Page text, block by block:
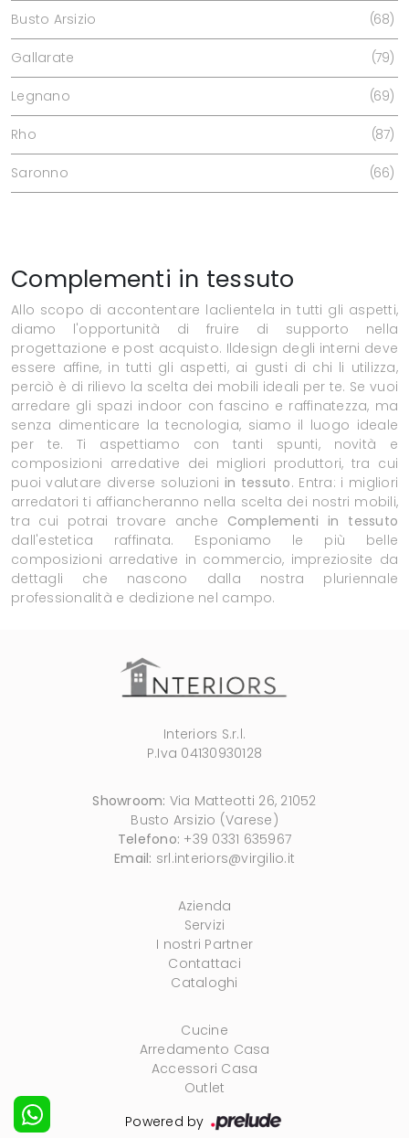
Busto Arsizio 68
Gallarate 79
Legnano 69
Rho 87
Saronno 66
Complementi in tessuto
Allo scopo di accontentare laclientela in tutti gli aspetti,
diamo l'opportunità di fruire di supporto nella
progettazione e post acquisto. Ildesign degli interni deve
essere affine, in tutti gli aspetti, ai gusti di chi li utilizza,
perciò è di rilievo la scelta dei mobili ideali per te. Se vuoi
arredare gli spazi indoor con fascino e raffinatezza, ma
senza dimenticare la tecnologia, siamo il luogo ideale
per te. Ti aspettiamo con tanti spunti, novità e
composizioni arredative dei migliori produttori, tra cui
puoi valutare diverse soluzioni in tessuto. Entra: i migliori
arredatori ti affiancheranno nella scelta dei nostri mobili,
tra cui potrai trovare anche Complementi in tessuto
dall'estetica raffinata. Esponiamo le più belle
composizioni arredative in commercio, impreziosite da
dettagli che nascono dalla nostra pluriennale
professionalità e dedizione nel campo.
Interiors S.r.l.
P.Iva 04130930128
Showroom: Via Matteotti 26, 21052
Busto Arsizio (Varese)
Telefono: +39 0331 635967
Email: srl.interiors@virgilio.it
Azienda
Servizi
I nostri Partner
Contattaci
Cataloghi
Cucine
Arredamento Casa
Accessori Casa
Outlet
Powered by